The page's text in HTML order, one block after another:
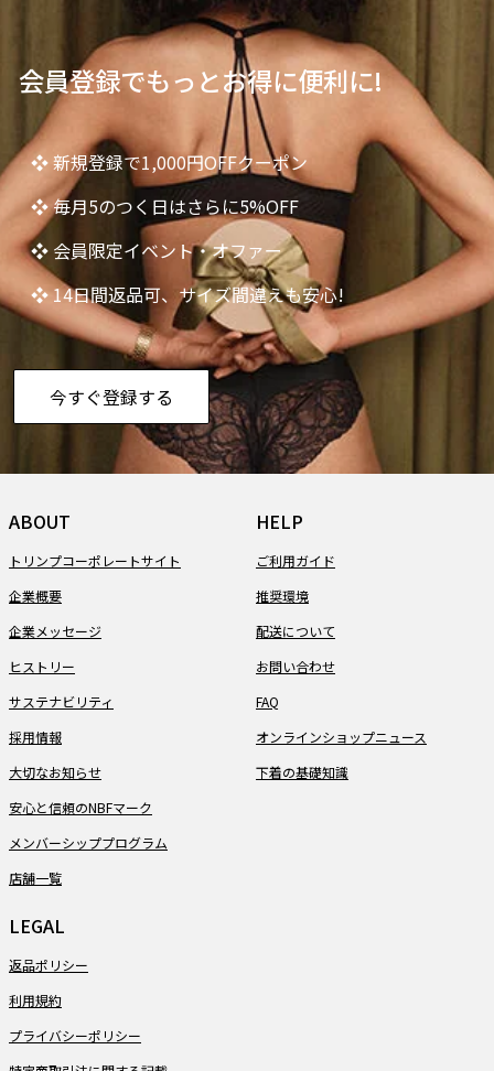
会員登録でもっとお得に便利に!
❖ 新規登録で1,000円OFFクーポン
❖ 毎月5のつく日はさらに5%OFF
❖ 会員限定イベント・オファー
❖ 14日間返品可、サイズ間違えも安心!
今すぐ登録する
ABOUT
トリンプコーポレートサイト
企業概要
企業メッセージ
ヒストリー
サステナビリティ
採用情報
大切なお知らせ
安心と信頼のNBFマーク
メンバーシッププログラム
店舗一覧
HELP
ご利用ガイド
推奨環境
配送について
お問い合わせ
FAQ
オンラインショップニュース
下着の基礎知識
LEGAL
返品ポリシー
利用規約
プライバシーポリシー